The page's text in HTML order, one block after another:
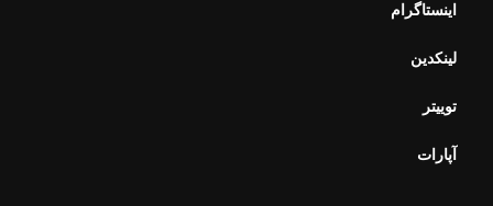
اینستاگرام
لینکدین
توییتر
آپارات